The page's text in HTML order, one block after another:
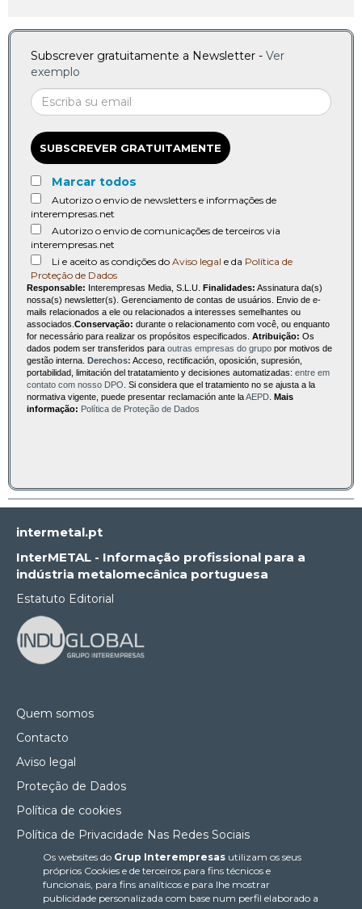
Os websites do Grup Interempresasutilizam os seus
próprios Cookies e de terceiros para fins técnicos e
funcionais, para fins analíticos e para lhe mostrar
publicidade personalizada com base num perfil elaborado a
Subscrever gratuitamente a Newsletter - Ver
exemplo
SUBSCREVER GRATUITAMENTE
Marcar todos
Autorizo o envio de newsletters e informações de
interempresas.net
Autorizo o envio de comunicações de terceiros via
interempresas.net
Li e aceito as condições do Aviso legal e da Política de
Proteção de Dados
Responsable: Interempresas Media, S.L.U. Finalidades: Assinatura da(s)
nossa(s) newsletter(s). Gerenciamento de contas de usuários. Envio de e-
mails relacionados a ele ou relacionados a interesses semelhantes ou
associados. Conservação: durante o relacionamento com você, ou enquanto
for necessário para realizar os propósitos especificados. Atribuição: Os
dados podem ser transferidos para outras empresas do grupo por motivos de
gestão interna.
Derechos: Acceso, rectificación, oposición, supresión,
portabilidad, limitación del tratatamiento y decisiones automatizadas: entre em
contato com nosso DPO . Si considera que el tratamiento no se ajusta a la
normativa vigente, puede presentar reclamación ante laAEPD
Mais
informação: Política de Proteção de Dados
intermetal.pt
InterMETAL - Informação profissional para a
indústria metalomecânica portuguesa
Estatuto Editorial
Quem somos
Contacto
Aviso legal
Proteção de Dados
Política de cookies
Política de Privacidade Nas Redes Sociais
Canal de denúncias
Colaborações editoriais